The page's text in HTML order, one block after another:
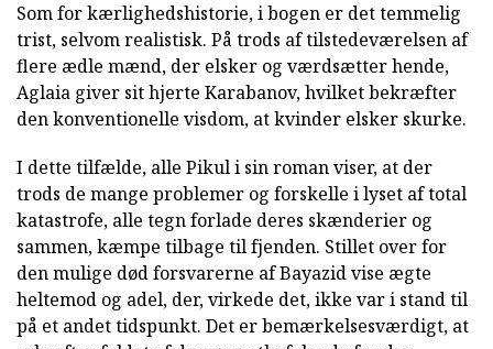
Som for kærlighedshistorie, i bogen er det temmelig
trist, selvom realistisk. På trods af tilstedeværelsen af
flere ædle mænd, der elsker og værdsætter hende,
Aglaia giver sit hjerte Karabanov, hvilket bekræfter
den konventionelle visdom, at kvinder elsker skurke.
I dette tilfælde, alle Pikul i sin roman viser, at der
trods de mange problemer og forskelle i lyset af total
katastrofe, alle tegn forlade deres skænderier og
sammen, kæmpe tilbage til fjenden. Stillet over for
den mulige død forsvarerne af Bayazid vise ægte
heltemod og adel, der, virkede det, ikke var i stand til
på et andet tidspunkt. Det er bemærkelsesværdigt, at